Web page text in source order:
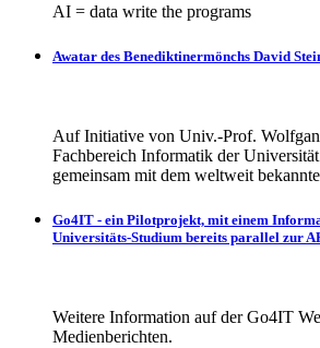
AI = data write the programs
Awatar des Benediktinermönchs David
Auf Initiative von Univ.-Prof.
Fachbereich Informatik der
gemeinsam mit dem weltweit
Go4IT - ein Pilotprojekt, mit einem
Universitäts-Studium bereits parallel zur
Weitere Information auf der Go4IT
Medienberichten.